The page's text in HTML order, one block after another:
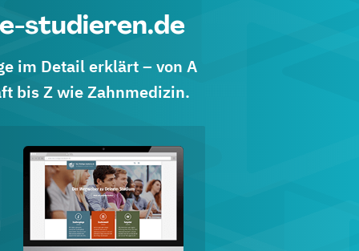
studieren.de
im Detail erklärt – von A
bis Z wie Zahnmedizin.